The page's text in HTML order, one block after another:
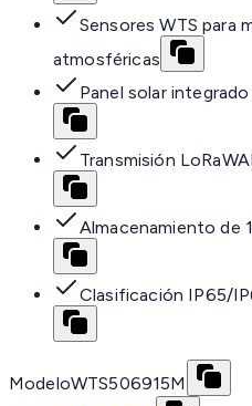
Sensores WTS para
atmosféricas
Panel solar
Transmisión
Almacenamiento de
Clasificación IP65/
ModeloWTS506915M